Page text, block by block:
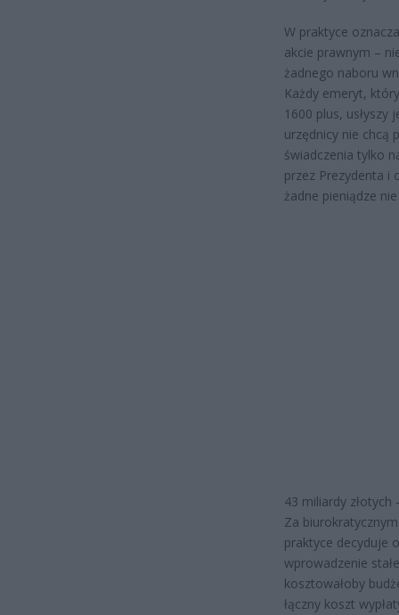
W praktyce
akcie prawnym –
żadnego naboru
Każdy emeryt,
1600 plus,
urzędnicy nie chcą
świadczenia tylko
przez Prezydenta i
żadne pieniądze
43 miliardy
Za
praktyce decyduje
wprowadzenie
kosztowałoby
łączny koszt